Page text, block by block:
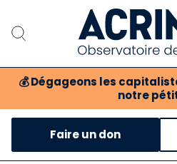
💰 Dégageons les
notre
Notre
Notre critique
Faire un don